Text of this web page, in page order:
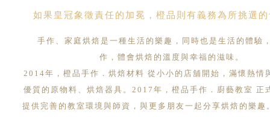
如果皇冠象徵責任的加冕，橙品則有義務為所挑選
手作、家庭烘焙是一種生活的樂趣，同時也是生活的體驗
作，體會烘焙的溫度與幸福的滋味。
2014年，橙品手作．烘焙材料 從小小的店舖開始，滿懷熱情
優質的原物料、烘焙器具。2017年，橙品手作．廚藝教室 正
提供完善的教室環境與師資，與更多朋友一起分享烘焙的樂趣